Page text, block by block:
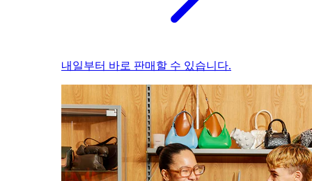
내일부터 바로 판매할 수 있습니다.